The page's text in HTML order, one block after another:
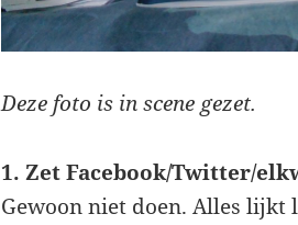
Deze foto is in scene gezet.
1. Zet Facebook/Twitter/
Gewoon niet doen. Alles lijkt